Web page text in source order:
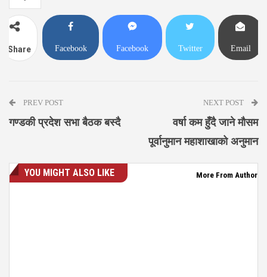
Share Facebook Facebook Twitter Email
PREV POST
गण्डकी प्रदेश सभा बैठक बस्दै
NEXT POST
वर्षा कम हुँदै जाने मौसम
पूर्वानुमान महाशाखाको अनुमान
YOU MIGHT ALSO LIKE More From Author